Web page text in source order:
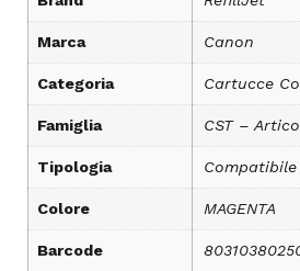
Marca Canon
Categoria Cartucce
Famiglia CST –
Tipologia Compatibile
Colore MAGENTA
Barcode